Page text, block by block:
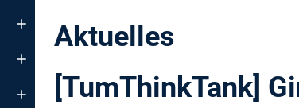
Aktuelles
[TumThinkTank]